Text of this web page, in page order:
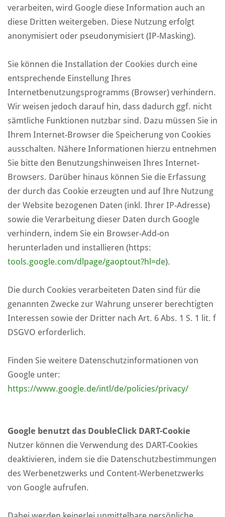
verarbeiten, wird Google diese Information auch an
diese Dritten weitergeben. Diese Nutzung erfolgt
anonymisiert oder pseudonymisiert (IP-Masking).
Sie können die Installation der Cookies durch eine
entsprechende Einstellung Ihres
Internetbenutzungsprogramms (Browser) verhindern.
Wir weisen jedoch darauf hin, dass dadurch ggf. nicht
sämtliche Funktionen nutzbar sind. Dazu müssen Sie in
Ihrem Internet-Browser die Speicherung von Cookies
ausschalten. Nähere Informationen hierzu entnehmen
Sie bitte den Benutzungshinweisen Ihres Internet-
Browsers. Darüber hinaus können Sie die Erfassung
der durch das Cookie erzeugten und auf Ihre Nutzung
der Website bezogenen Daten (inkl. Ihrer IP-Adresse)
sowie die Verarbeitung dieser Daten durch Google
verhindern, indem Sie ein Browser-Add-on
herunterladen und installieren (https:
tools.google.com/dlpage/gaoptout?hl=de).
Die durch Cookies verarbeiteten Daten sind für die
genannten Zwecke zur Wahrung unserer berechtigten
Interessen sowie der Dritter nach Art. 6 Abs. 1 S. 1 lit. f
DSGVO erforderlich.
Finden Sie weitere Datenschutzinformationen von
Google unter:
https://www.google.de/intl/de/policies/privacy/
Google benutzt das DoubleClick DART-Cookie
Nutzer können die Verwendung des DART-Cookies
deaktivieren, indem sie die Datenschutzbestimmungen
des Werbenetzwerks und Content-Werbenetzwerks
von Google aufrufen.